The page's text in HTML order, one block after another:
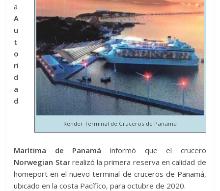
Render Terminal de Cruceros de Panamá
a
A
u
t
o
ri
d
a
d
Marítima de Panamá informó que el crucero
Norwegian Starrealizó la primera reserva en calidad de
homeport en el nuevo terminal de cruceros de Panamá,
ubicado en la costa Pacífico, para octubre de 2020.